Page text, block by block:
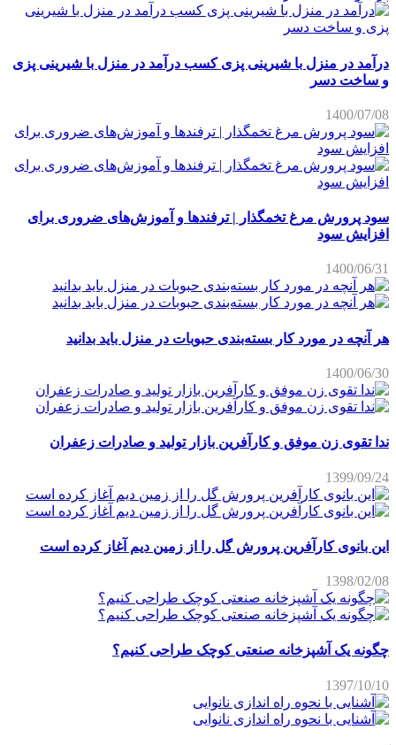
درآمد در منزل با شیرینی پزی کسب درآمد در منزل با شیرینی پزی
و ساخت دسر
1400/07/08
سود پرورش مرغ تخمگذار | ترفندها و آموزش‌های ضروری برای
افزایش سود
1400/06/31
هر آنچه در مورد کار بسته‌بندی حبوبات در منزل باید بدانید
1400/06/30
ندا تقوی زن موفق و کارآفرین بازار تولید و صادرات زعفران
1399/09/24
این بانوی کارآفرین پرورش گل را از زمین دیم آغاز کرده است
1398/02/08
چگونه یک آشپزخانه صنعتی کوچک طراحی کنیم؟
1397/10/10